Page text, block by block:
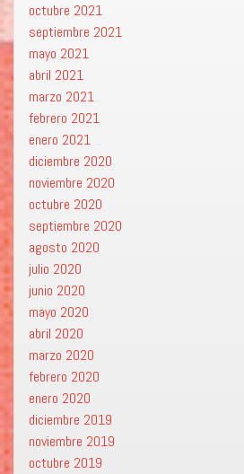
octubre 2021
septiembre 2021
mayo 2021
abril 2021
marzo 2021
febrero 2021
enero 2021
diciembre 2020
noviembre 2020
octubre 2020
septiembre 2020
agosto 2020
julio 2020
junio 2020
mayo 2020
abril 2020
marzo 2020
febrero 2020
enero 2020
diciembre 2019
noviembre 2019
octubre 2019